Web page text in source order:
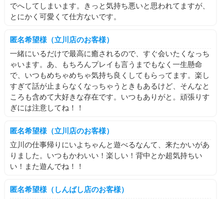
でへしてしまいます。きっと気持ち悪いと思われてますが、
とにかく可愛くて仕方ないです。
匿名希望様（立川店のお客様）
一緒にいるだけで最高に癒されるので、すぐ会いたくなっち
ゃいます。あ、もちろんプレイも言うまでもなく一生懸命
で、いつもめちゃめちゃ気持ち良くしてもらってます。楽し
すぎて話が止まらなくなっちゃうときもあるけど、そんなと
ころも含めて大好きな存在です。いつもありがと。頑張りす
ぎには注意してね！！
匿名希望様（立川店のお客様）
立川の仕事帰りにいよちゃんと遊べるなんて、来たかいがあ
りました。いつもかわいい！楽しい！背中とか超気持ちい
い！また遊んでね！！
匿名希望様（しんばし店のお客様）